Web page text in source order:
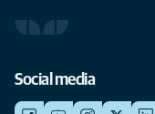
Social media